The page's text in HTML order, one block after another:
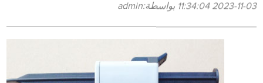
2023-11-03 11:34:04 بواسطة:admin